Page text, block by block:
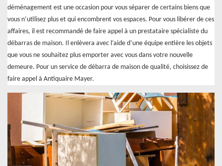
déménagement est une occasion pour vous séparer de certains biens que
vous n’utilisez plus et qui encombrent vos espaces. Pour vous libérer de ces
affaires, il est recommandé de faire appel à un prestataire spécialiste du
débarras de maison. Il enlèvera avec l’aide d’une équipe entière les objets
que vous ne souhaitez plus emporter avec vous dans votre nouvelle
demeure. Pour un service de débarra de maison de qualité, choisissez de
faire appel à Antiquaire Mayer.